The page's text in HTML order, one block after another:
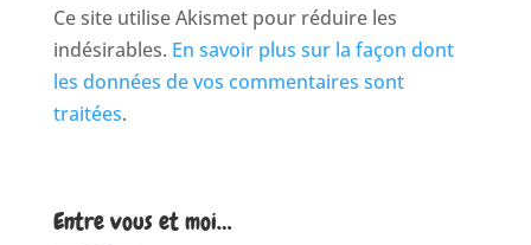
Ce site utilise Akismet pour réduire les
indésirables. En savoir plus sur la façon dont
les données de vos commentaires sont
traitées.
Entre vous et moi…